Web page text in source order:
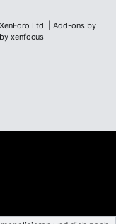
Ltd.
Add-ons by
by xenfocus